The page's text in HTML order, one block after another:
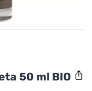
50 ml BIO